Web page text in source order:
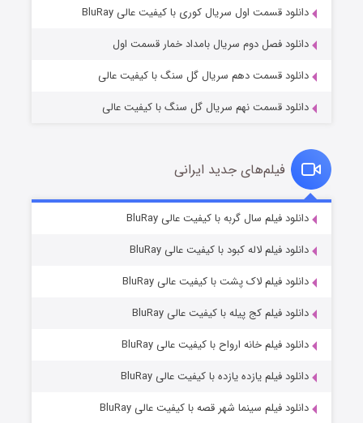
قسمت2 (زیرنویس) منتشر شد
قسمت7 (زیرنویس) منتشر شد
دانلود قسمت اول سریال کوری با کیفیت عالی BluRay
دانلود فصل دوم سریال بامداد خمار قسمت اول
دانلود قسمت دهم سریال گل سنگ با کیفیت عالی
دانلود قسمت نهم سریال گل سنگ با کیفیت عالی
فیلم‌های جدید ایرانی
دانلود فیلم سال گربه با کیفیت عالی BluRay
دانلود فیلم لاله کبود با کیفیت عالی BluRay
دانلود فیلم لاک پشت با کیفیت عالی BluRay
دانلود فیلم کج‌ پیله با کیفیت عالی BluRay
دانلود فیلم خانه ارواح با کیفیت عالی BluRay
دانلود فیلم یازده یازده با کیفیت عالی BluRay
دانلود فیلم سینما شهر قصه با کیفیت عالی BluRay